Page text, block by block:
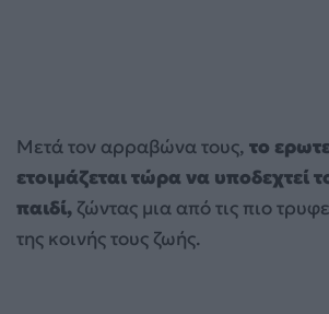
Μετά τον αρραβώνα τους, το
ετοιμάζεται τώρα να υποδεχτεί
παιδί, ζώντας μια από τις πιο
της κοινής τους ζωής.